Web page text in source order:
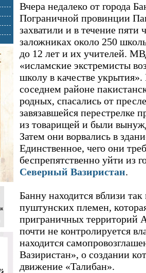
Вчера недалеко от города
Пограничной провинции
захватили и в течение пяти
заложниках около 250
до 12 лет и их учителей.
«исламские экстремисты
школу в качестве
соседнем районе
родных, спасались от
завязавшейся перестрелке
из товарищей и были
Затем они ворвались в
Единственное, чего они
беспрепятственно уйти из
Северный Вазиристан.
Банну находится вблизи
пуштунских племен,
приграничных территорий
почти не контролируется
находится
Вазиристан», о создании
движение «Талибан».